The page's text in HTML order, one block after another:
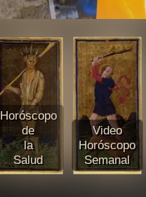
Horóscopo
de
la
Salud
Video
Horóscopo
Semanal